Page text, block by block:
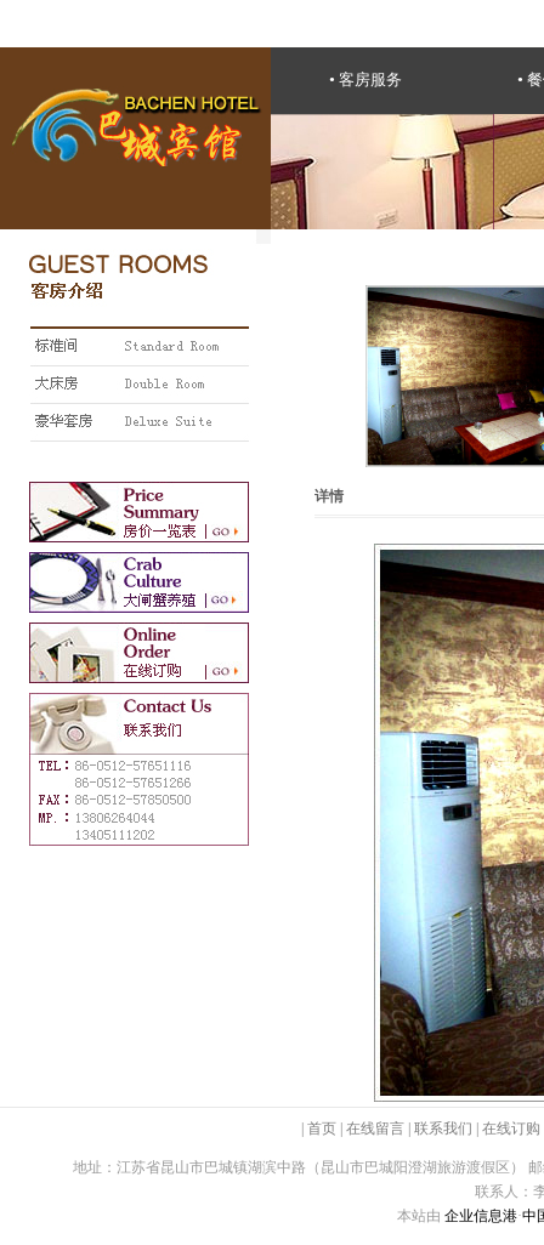
• 客房服务 •
详情
首页 在线留言 联系我们 在线订购
地址：江苏省昆山市巴城镇湖滨中路（昆山市巴城阳澄湖旅游渡假区） 邮
联系人：
本站由 企业信息港·中